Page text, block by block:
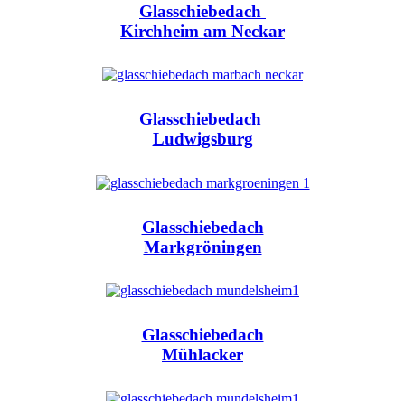
Glasschiebedach
Kirchheim am Neckar
Glasschiebedach
Ludwigsburg
Glasschiebedach
Markgröningen
Glasschiebedach
Mühlacker